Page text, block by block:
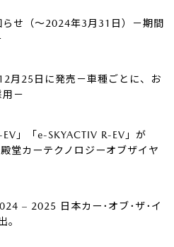
らせ（～2024年3月31日）－期間
月25日に発売－車種ごとに、お
－
」「e-SKYACTIV R-EV」が
堂カーテクノロジーオブザイヤ
– 2025 日本カー･オブ･ザ･イ
。